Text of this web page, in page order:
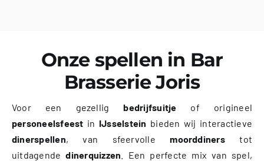
Onze spellen in Bar
Brasserie Joris
Voor een gezelligbedrijfsuitje of origineel
personeelsfeest in IJsselstein bieden wij interactieve
dinerspellen, van sfeervollemoorddinerstot
uitdagendedinerquizzen . Een perfecte mix van spel,